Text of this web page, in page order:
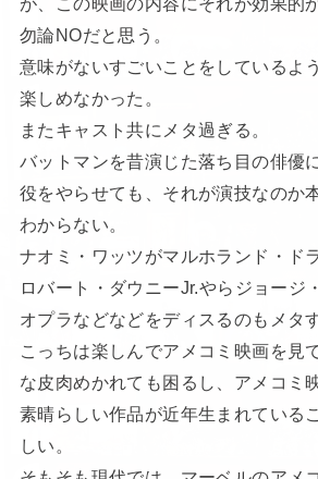
勿論NOだと思う。
意味がないすごいことをしているよ
楽しめなかった。
またキャスト共にメタ過ぎる。
バットマンを昔演じた落ち目の俳優
役をやらせても、それが演技なのか
わからない。
ナオミ・ワッツがマルホランド・ド
ロバート・ダウニーJr.やらジョージ
オプラなどなどをディスるのもメタ
こっちは楽しんでアメコミ映画を見
な皮肉めかれても困るし、アメコミ
素晴らしい作品が近年生まれている
しい。